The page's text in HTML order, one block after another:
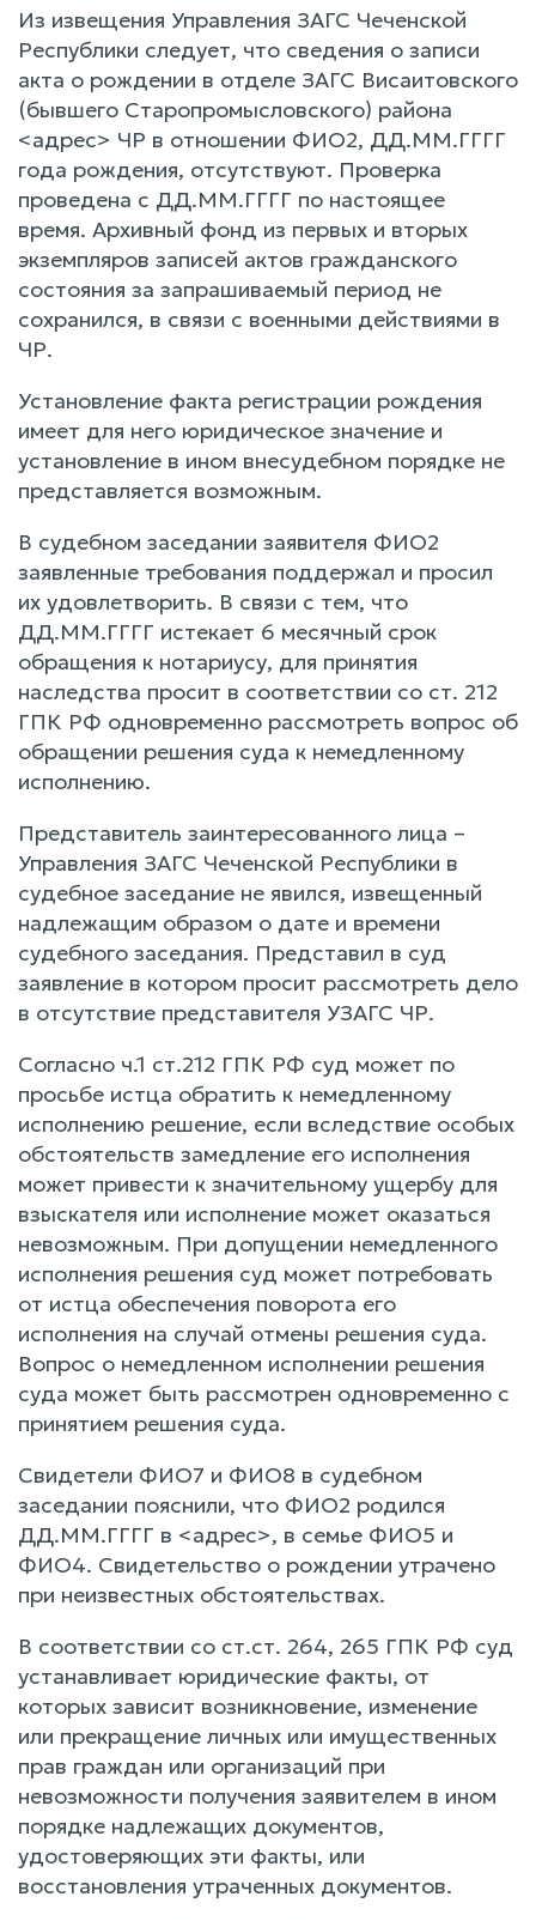
Из извещения Управления ЗАГС Чеченской
Республики следует, что сведения о записи
акта о рождении в отделе ЗАГС Висаитовского
(бывшего Старопромысловского) района
<адрес> ЧР в отношении ФИО2, ДД.ММ.ГГГГ
года рождения, отсутствуют. Проверка
проведена с ДД.ММ.ГГГГ по настоящее
время. Архивный фонд из первых и вторых
экземпляров записей актов гражданского
состояния за запрашиваемый период не
сохранился, в связи с военными действиями в
ЧР.
Установление факта регистрации рождения
имеет для него юридическое значение и
установление в ином внесудебном порядке не
представляется возможным.
В судебном заседании заявителя ФИО2
заявленные требования поддержал и просил
их удовлетворить. В связи с тем, что
ДД.ММ.ГГГГ истекает 6 месячный срок
обращения к нотариусу, для принятия
наследства просит в соответствии со ст. 212
ГПК РФ одновременно рассмотреть вопрос об
обращении решения суда к немедленному
исполнению.
Представитель заинтересованного лица –
Управления ЗАГС Чеченской Республики в
судебное заседание не явился, извещенный
надлежащим образом о дате и времени
судебного заседания. Представил в суд
заявление в котором просит рассмотреть дело
в отсутствие представителя УЗАГС ЧР.
Согласно ч.1 ст.212 ГПК РФ суд может по
просьбе истца обратить к немедленному
исполнению решение, если вследствие особых
обстоятельств замедление его исполнения
может привести к значительному ущербу для
взыскателя или исполнение может оказаться
невозможным. При допущении немедленного
исполнения решения суд может потребовать
от истца обеспечения поворота его
исполнения на случай отмены решения суда.
Вопрос о немедленном исполнении решения
суда может быть рассмотрен одновременно с
принятием решения суда.
Свидетели ФИО7 и ФИО8 в судебном
заседании пояснили, что ФИО2 родился
ДД.ММ.ГГГГ в <адрес>, в семье ФИО5 и
ФИО4. Свидетельство о рождении утрачено
при неизвестных обстоятельствах.
В соответствии со ст.ст. 264, 265 ГПК РФ суд
устанавливает юридические факты, от
которых зависит возникновение, изменение
или прекращение личных или имущественных
прав граждан или организаций при
невозможности получения заявителем в ином
порядке надлежащих документов,
удостоверяющих эти факты, или
восстановления утраченных документов.